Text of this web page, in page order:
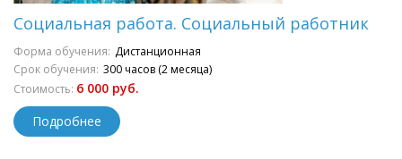
Социальная работа. Социальный работник
Форма обучения: Дистанционная
Срок обучения: 300 часов (2 месяца)
Стоимость: 6 000 руб.
Подробнее